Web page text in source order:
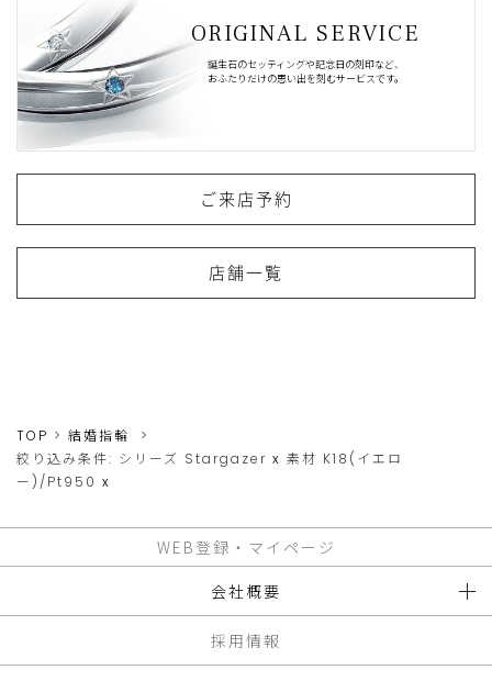
ORIGINAL SERVICE
誕生石のセッティングや記念日の刻印など、
おふたりだけの思い出を刻むサービスです。
ご来店予約
店舗一覧
TOP
結婚指輪
絞り込み条件: シリーズ Stargazer x 素材 K18(イエロ
ー)/Pt950 x
WEB登録・マイページ
会社概要
採用情報